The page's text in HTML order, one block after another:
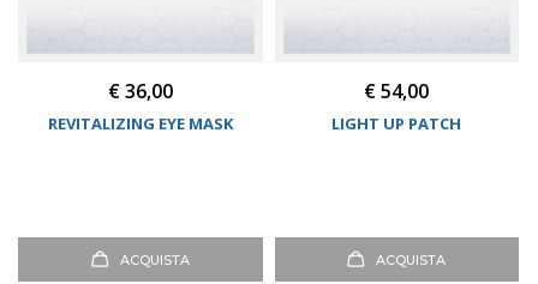
REVITALIZING EYE MASK
€ 36,00
ACQUISTA
LIGHT UP PATCH
€ 54,00
ACQUISTA